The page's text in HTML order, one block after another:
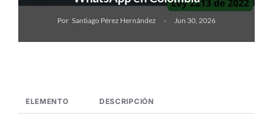
Por Santiago Pérez Hernández Jun 30, 2026
ELEMENTO DESCRIPCIÓN